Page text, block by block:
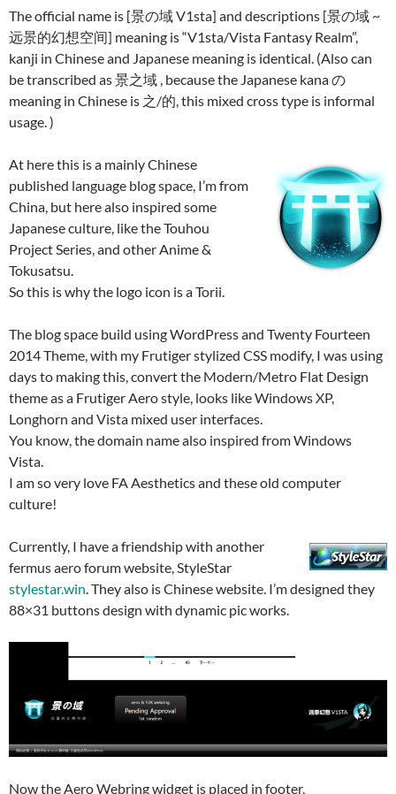
The official name is [景の域 V1sta] and descriptions [景の域 ~
远景的幻想空间] meaning is “V1sta/Vista Fantasy Realm”,
kanji in Chinese and Japanese meaning is identical. (Also can
be transcribed as 景之域 , because the Japanese kana の
meaning in Chinese is 之/的, this mixed cross type is informal
usage. )
At here this is a mainly Chinese
published language blog space, I’m from
China, but here also inspired some
Japanese culture, like the Touhou
Project Series, and other Anime &
Tokusatsu.
So this is why the logo icon is a Torii.
The blog space build using WordPress and Twenty Fourteen
2014 Theme, with my Frutiger stylized CSS modify, I was using
days to making this, convert the Modern/Metro Flat Design
theme as a Frutiger Aero style, looks like Windows XP,
Longhorn and Vista mixed user interfaces.
You know, the domain name also inspired from Windows
Vista.
I am so very love FA Aesthetics and these old computer
culture!
Currently, I have a friendship with another
fermus aero forum website, StyleStar
stylestar.win . They also is Chinese website. I’m designed they
88×31 buttons design with dynamic pic works.
Now the Aero Webring widget is placed in footer,